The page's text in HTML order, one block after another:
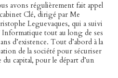
avons régulièrement fait appel
Clé, dirigé par Me
Leguevaques, qui a suivi
Informatique tout au long de ses
d’existence. Tout d’abord à la
de la société pour sécuriser
capital, pour le départ d’un